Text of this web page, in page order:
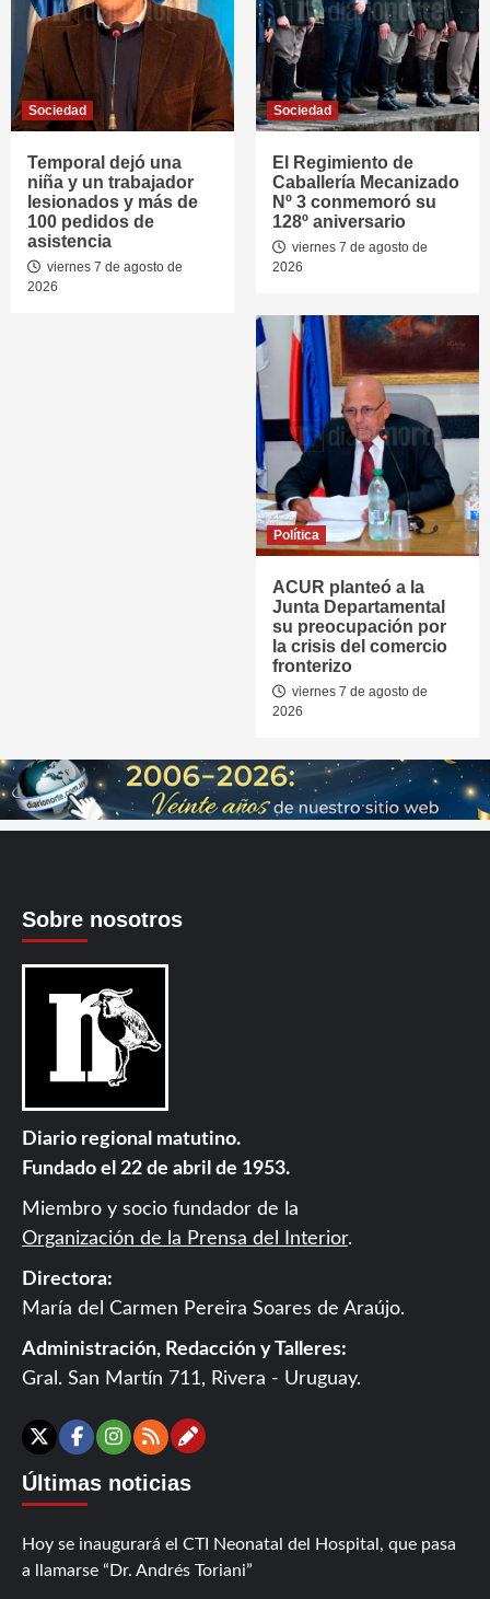
Sociedad
Temporal dejó una
niña y un trabajador
lesionados y más de
100 pedidos de
asistencia
viernes 7 de agosto de
2026
Sociedad
El Regimiento de
Caballería Mecanizado
Nº 3 conmemoró su
128º aniversario
viernes 7 de agosto de
2026
Política
ACUR planteó a la
Junta Departamental
su preocupación por
la crisis del comercio
fronterizo
viernes 7 de agosto de
2026
Sobre nosotros
Diario regional matutino.
Fundado el 22 de abril de 1953.
Miembro y socio fundador de la
Organización de la Prensa del Interior.
Directora:
María del Carmen Pereira Soares de Araújo.
Administración, Redacción y Talleres:
Gral. San Martín 711, Rivera - Uruguay.
X Facebook
Instagram
RSSContáctanos
Últimas noticias
Hoy se inaugurará el CTI Neonatal del Hospital, que pasa
a llamarse “Dr. Andrés Toriani”